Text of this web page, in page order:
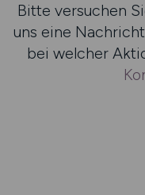
Bitte versuchen
uns eine
bei welcher